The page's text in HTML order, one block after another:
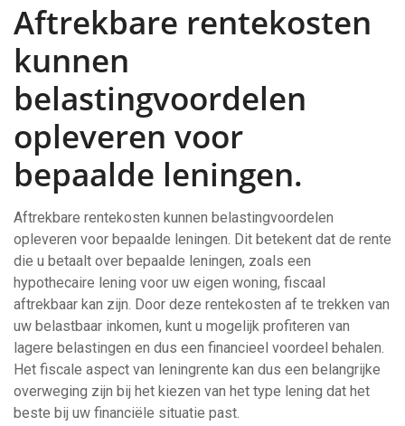
Aftrekbare rentekosten
kunnen
belastingvoordelen
opleveren voor
bepaalde leningen.
Aftrekbare rentekosten kunnen belastingvoordelen
opleveren voor bepaalde leningen. Dit betekent dat de rente
die u betaalt over bepaalde leningen, zoals een
hypothecaire lening voor uw eigen woning, fiscaal
aftrekbaar kan zijn. Door deze rentekosten af te trekken van
uw belastbaar inkomen, kunt u mogelijk profiteren van
lagere belastingen en dus een financieel voordeel behalen.
Het fiscale aspect van leningrente kan dus een belangrijke
overweging zijn bij het kiezen van het type lening dat het
beste bij uw financiële situatie past.